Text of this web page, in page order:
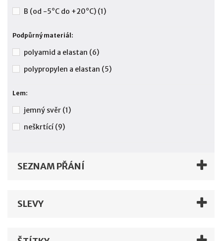
B (od -5°C do +20°C) (1)
Podpůrný materiál:
polyamid a elastan (6)
polypropylen a elastan (5)
Lem:
jemný svěr (1)
neškrtící (9)
SEZNAM PŘÁNÍ
SLEVY